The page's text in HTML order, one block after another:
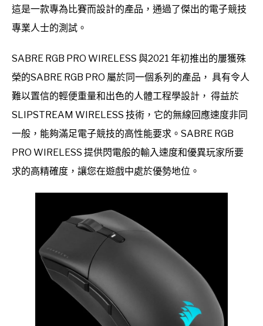
這是一款專為比賽而設計的產品，通過了傑出的電子競技
專業人士的測試。
SABRE RGB PRO WIRELESS 與2021 年初推出的屢獲殊
榮的SABRE RGB PRO 屬於同一個系列的產品， 具有令人
難以置信的輕便重量和出色的人體工程學設計， 得益於
SLIPSTREAM WIRELESS 技術，它的無線回應速度非同
一般，能夠滿足電子競技的高性能要求。SABRE RGB
PRO WIRELESS 提供閃電般的輸入速度和優異玩家所要
求的高精確度，讓您在遊戲中處於優勢地位。